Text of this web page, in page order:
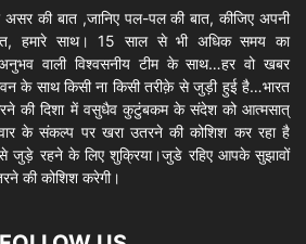
की बात ,जानिए पल-पल की बात, कीजिए अपनी
हमारे साथ। 15 साल से भी अधिक समय का
अनुभव वाली विश्वसनीय टीम के साथ…हर वो खबर
के साथ किसी ना किसी तरीक़े से जुड़ी हुई है…भारत
करने की दिशा में वसुधैव कुटुंबकम के संदेश को आत्मसात्
के संकल्प पर खरा उतरने की कोशिश कर रहा है
रहने के लिए शुक्रिया।जुडे रहिए आपके सुझावों
की कोशिश करेगी।